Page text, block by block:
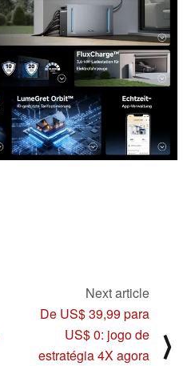
Next article
De US$ 39,99 para
US$ 0: jogo de
estratégia 4X agora
⟩